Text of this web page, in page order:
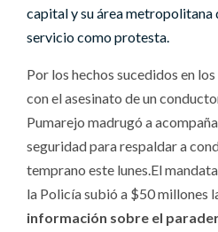
capital y su área metropolitana
servicio como protesta.
Por los hechos sucedidos en
con el asesinato de un
Pumarejo madrugó a
seguridad para respaldar a
temprano este lunes.El
la Policía subió a $50 millones
información sobre el